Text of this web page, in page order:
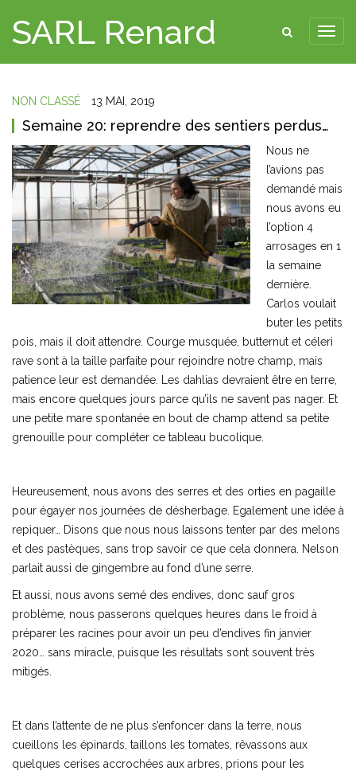
SARL Renard
NON CLASSÉ 13 MAI, 2019
Semaine 20: reprendre des sentiers perdus…
Nous ne
l’avions pas
demandé mais
nous avons eu
l’option 4
arrosages en 1
la semaine
dernière.
Carlos voulait
buter les petits
pois, mais il doit attendre. Courge musquée, butternut et céleri
rave sont à la taille parfaite pour rejoindre notre champ, mais
patience leur est demandée. Les dahlias devraient être en terre,
mais encore quelques jours parce qu’ils ne savent pas nager. Et
une petite mare spontanée en bout de champ attend sa petite
grenouille pour compléter ce tableau bucolique.
Heureusement, nous avons des serres et des orties en pagaille
pour égayer nos journées de désherbage. Egalement une idée à
repiquer… Disons que nous nous laissons tenter par des melons
et des pastèques, sans trop savoir ce que cela donnera. Nelson
parlait aussi de gingembre au fond d’une serre.
Et aussi, nous avons semé des endives, donc sauf gros
problème, nous passerons quelques heures dans le froid à
préparer les racines pour avoir un peu d’endives fin janvier
2020… sans miracle, puisque les résultats sont souvent très
mitigés.
Et dans l’attente de ne plus s’enfoncer dans la terre, nous
cueillons les épinards, taillons les tomates, rêvassons aux
quelques cerises accrochées aux arbres, prions pour les